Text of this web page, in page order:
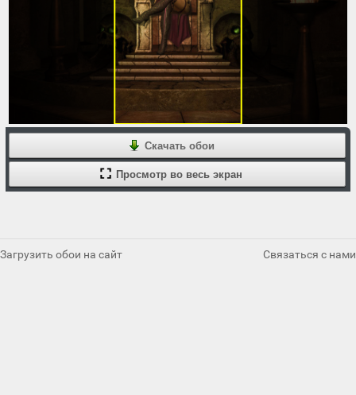
Скачать обои
Просмотр во весь экран
Загрузить обои на сайт Связаться с нами